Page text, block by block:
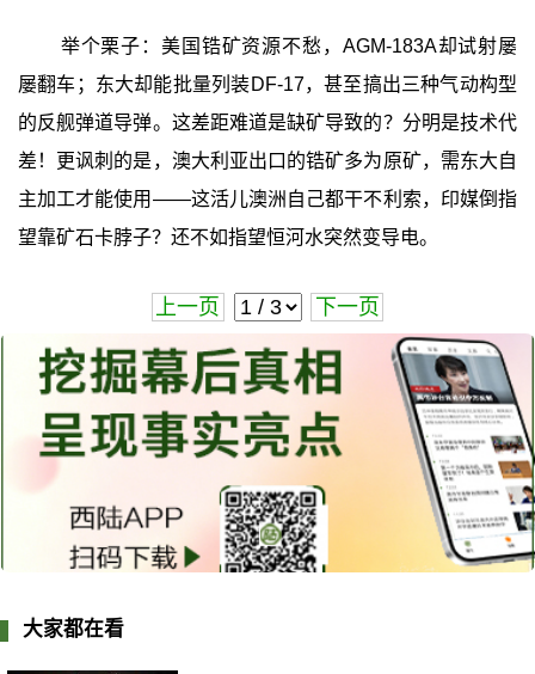
举个栗子：美国锆矿资源不愁，AGM-183A却试射屡
屡翻车；东大却能批量列装DF-17，甚至搞出三种气动构型
的反舰弹道导弹。这差距难道是缺矿导致的？分明是技术代
差！更讽刺的是，澳大利亚出口的锆矿多为原矿，需东大自
主加工才能使用——这活儿澳洲自己都干不利索，印媒倒指
望靠矿石卡脖子？还不如指望恒河水突然变导电。
上一页 下一页
大家都在看